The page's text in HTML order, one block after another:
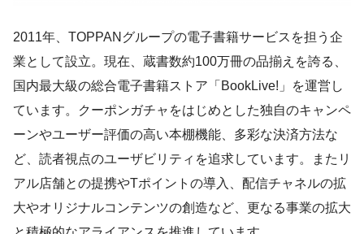
2011年、TOPPANグループの電子書籍サービスを担う企
業として設立。現在、蔵書数約100万冊の品揃えを誇る、
国内最大級の総合電子書籍ストア「BookLive!」
を運営し
ています。クーポンガチャをはじめとした独⾃のキャンペ
ーンやユーザー評価の高い本棚機能、多彩な決済方法な
ど、読者視点のユーザビリティを追求しています。またリ
アル店舗との提携やTポイントの導入、配信チャネルの拡
大やオリジナルコンテンツの創造など、更なる事業の拡大